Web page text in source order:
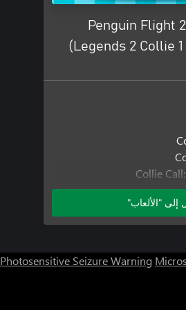
Penguin Flight
Legends 2 Collie
Collie
Collie Call: Farm of
Collie Call: Farm of
Legends
Legends Aligned: Minis
Minos
إلى "الألعاب"
Photosensitive Seizure Warning